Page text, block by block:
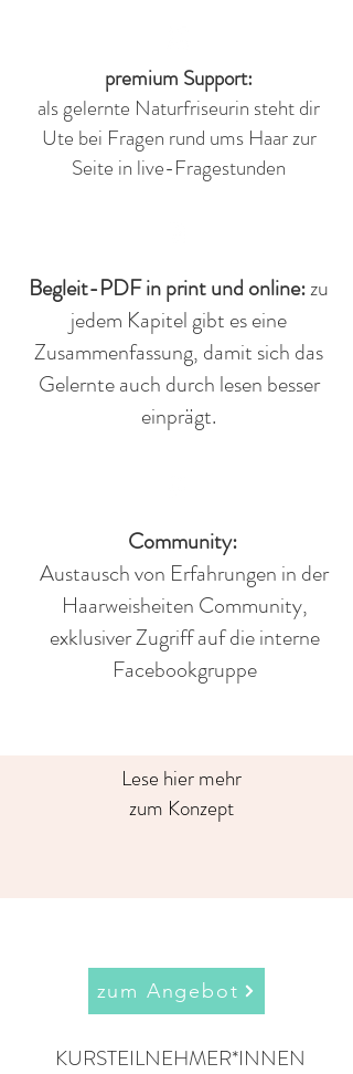
premium Support:
als gelernte Naturfriseurin steht dir
Ute bei Fragen rund ums Haar zur
Seite in live-Fragestunden
Begleit-PDF in print und online:zu
jedem Kapitel gibt es eine
Zusammenfassung, damit sich das
Gelernte auch durch lesen besser
einprägt.
Community:
Austausch von Erfahrungen in der
Haarweisheiten Community,
exklusiver Zugriff auf die interne
Facebookgruppe
Lese hier mehr
zum Konzept
zum Angebot
KURSTEILNEHMER*INNEN